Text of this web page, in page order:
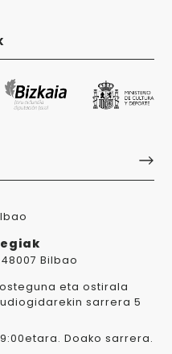
Bilbao
eta ostirala
sarrera 5
Doako sarrera.